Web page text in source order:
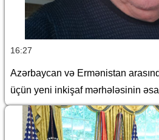
16:27
Azərbaycan və Ermənistan
üçün yeni inkişaf mərhələsinin